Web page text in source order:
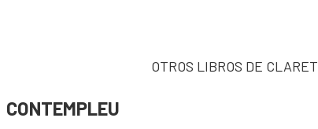
CONTEMPLEU
OTROS LIBROS DE CLARET